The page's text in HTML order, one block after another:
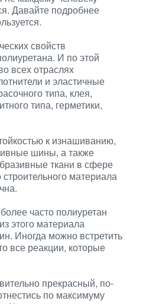
Давайте подробнее
свойств
И по этой
всех отраслях
и эластичные
типа, клея,
типа, герметики,
к изнашиванию,
шины, а также
ткани в сфере
материала
часто полиуретан
этого материала
Иногда можно встретить
все реакции, которые
прекрасный, по-
по максимуму